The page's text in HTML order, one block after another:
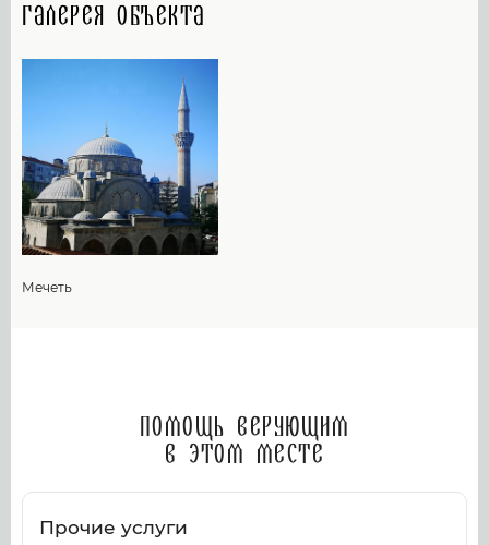
Галерея объекта
Мечеть
Помощь верующим
в этом месте
Прочие услуги